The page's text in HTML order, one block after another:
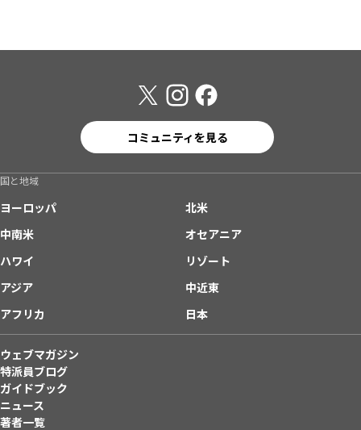
コミュニティを見る
国と地域
ヨーロッパ
北米
中南米
オセアニア
ハワイ
リゾート
アジア
中近東
アフリカ
日本
ウェブマガジン
特派員ブログ
ガイドブック
ニュース
著者一覧